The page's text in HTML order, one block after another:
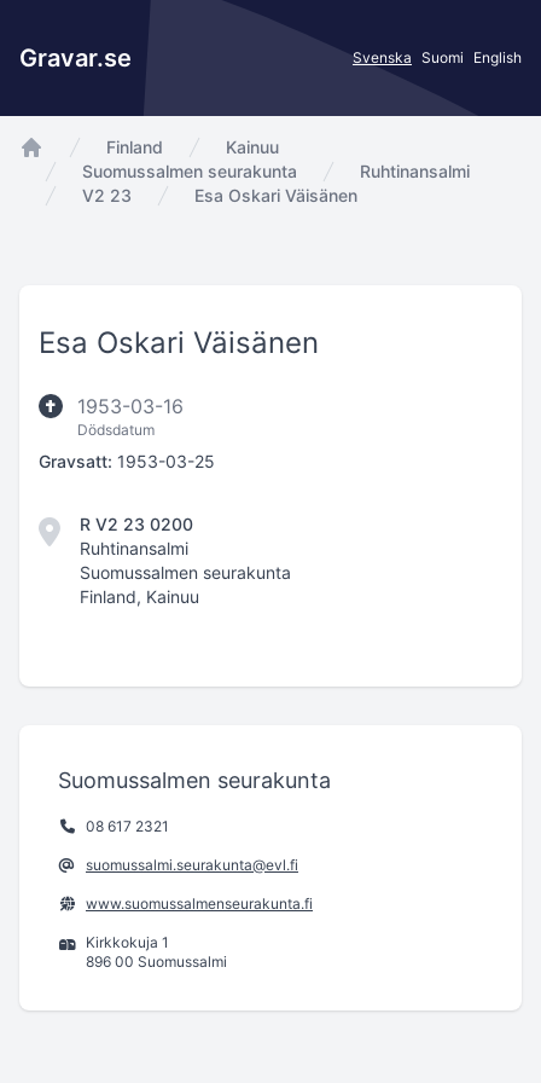
Gravar.se Svenska Suomi English
app.Start
Finland
Kainuu
Suomussalmen seurakunta
Ruhtinansalmi
V2 23
Esa Oskari Väisänen
Esa Oskari Väisänen
1953-03-16
Dödsdatum
Gravsatt: 1953-03-25
R V2 23 0200
Ruhtinansalmi
Suomussalmen seurakunta
Finland, Kainuu
Suomussalmen seurakunta
08 617 2321
suomussalmi.seurakunta@evl.fi
www.suomussalmenseurakunta.fi
Kirkkokuja 1
896 00 Suomussalmi